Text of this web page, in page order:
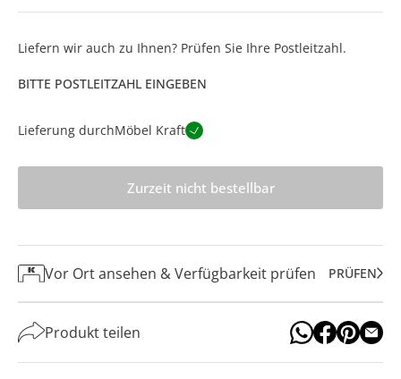
Liefern wir auch zu Ihnen? Prüfen Sie Ihre Postleitzahl.
BITTE POSTLEITZAHL EINGEBEN
Lieferung durchMöbel Kraft
Zurzeit nicht bestellbar
Vor Ort ansehen & Verfügbarkeit prüfen PRÜFEN
Produkt teilen